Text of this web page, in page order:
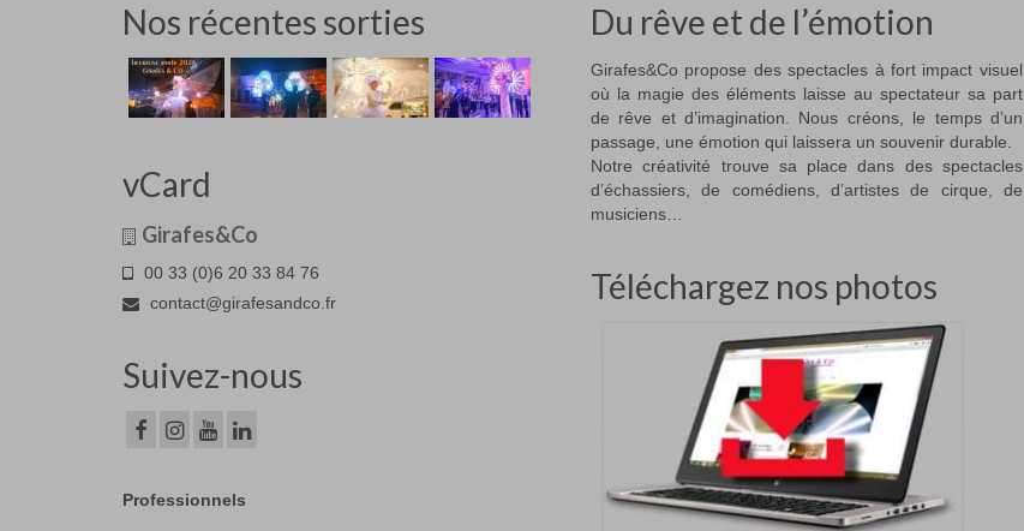
Nos récentes sorties
vCard
Girafes&Co
00 33 (0)6 20 33 84 76
contact@girafesandco.fr
Suivez-nous
Professionnels
Du rêve et de l’émotion
Girafes&Co propose des spectacles à fort impact visuel
où la magie des éléments laisse au spectateur sa part
de rêve et d’imagination. Nous créons, le temps d’un
passage, une émotion qui laissera un souvenir durable.
Notre créativité trouve sa place dans des spectacles
d’échassiers, de comédiens, d’artistes de cirque, de
musiciens…
Téléchargez nos photos